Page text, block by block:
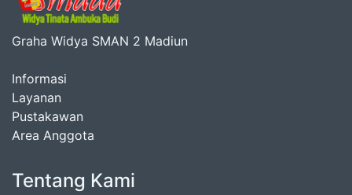
Graha Widya SMAN 2 Madiun
Informasi
Layanan
Pustakawan
Area Anggota
Tentang Kami